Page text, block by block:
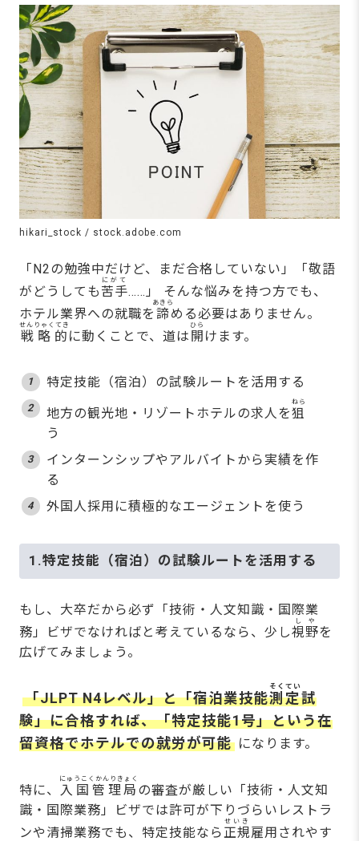
hikari_stock / stock.adobe.com
「N2の勉強中だけど、まだ合格していない」「敬語
がどうしても 苦手
にがて
……」 そんな悩みを持つ方でも、
ホテル業界への就職を 諦
あきら
める必要はありません。
戦略的
せんりゃくてき
に動くことで、道は 開
ひら
けます。
特定技能（宿泊）の試験ルートを活用する
地方の観光地・リゾートホテルの求人を狙
ねら
う
インターンシップやアルバイトから実績を作
る
外国人採用に積極的なエージェントを使う
1.特定技能（宿泊）の試験ルートを活用する
もし、大卒だから必ず「技術・人文知識・国際業
務」ビザでなければと考えているなら、少し視野
しや
を
広げてみましょう。
「JLPT N4レベル」と「宿泊業技能測定
そくてい
試
験」に合格すれば、「特定技能1号」という在
留資格でホテルでの就労が可能 になります。
特に、 入国管理局
にゅうこくかんりきょく
の審査が厳しい「技術・人文知
識・国際業務」ビザでは許可が下りづらいレストラ
ンや清掃業務でも、特定技能なら正規
せいき
雇用されやす